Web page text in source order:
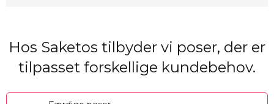
Hos Saketos tilbyder vi poser, der er
tilpasset forskellige kundebehov.